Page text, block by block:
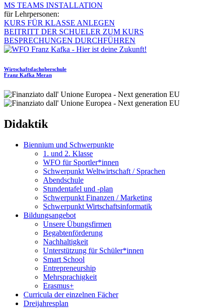
MS TEAMS INSTALLATION
für Lehrpersonen:
KURS FÜR KLASSE ANLEGEN
BEITRITT DER SCHUELER ZUM KURS
BESPRECHUNGEN DURCHFÜHREN
Wirtschaftsfachoberschule
Franz Kafka Meran
Didaktik
Biennium und Schwerpunkte
1. und 2. Klasse
WFO für Sportler*innen
Schwerpunkt Weltwirtschaft / Sprachen
Abendschule
Stundentafel und -plan
Schwerpunkt Finanzen / Marketing
Schwerpunkt Wirtschaftsinformatik
Bildungsangebot
Unsere Übungsfirmen
Begabtenförderung
Nachhaltigkeit
Unterstützung für Schüler*innen
Smart School
Entrepreneurship
Mehrsprachigkeit
Erasmus+
Curricula der einzelnen Fächer
Dreijahresplan